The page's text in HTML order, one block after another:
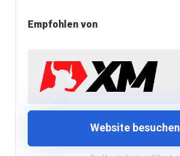
Empfohlen von
Website besuchen